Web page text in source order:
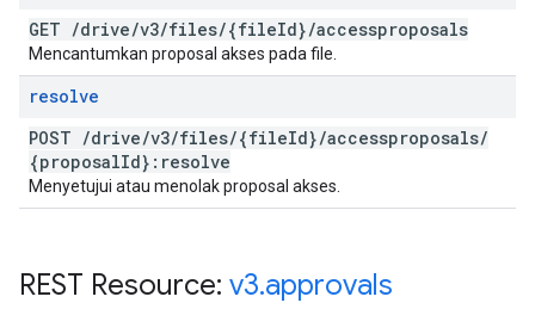
GET /drive/v3/files/{fileId}/accessproposals
Mencantumkan proposal akses pada file.
resolve
POST /drive/v3/files/{fileId}/accessproposals/
{proposalId}:resolve
Menyetujui atau menolak proposal akses.
REST Resource: v3.approvals